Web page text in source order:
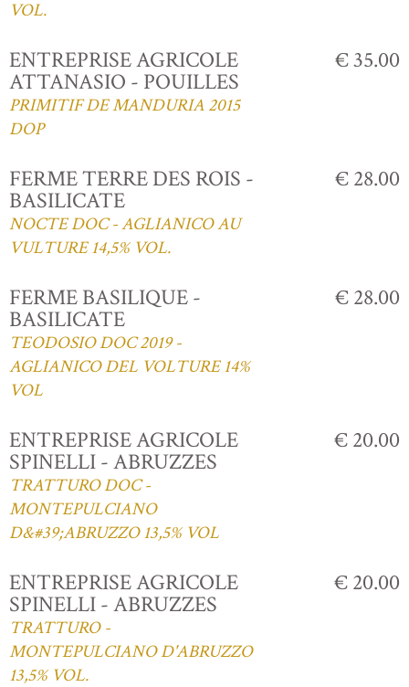
VOL.
ENTREPRISE AGRICOLE
ATTANASIO - POUILLES
PRIMITIF DE MANDURIA 2015
DOP
€ 35.00
FERME TERRE DES ROIS -
BASILICATE
NOCTE DOC - AGLIANICO AU
VULTURE 14,5% VOL.
€ 28.00
FERME BASILIQUE -
BASILICATE
TEODOSIO DOC 2019 -
AGLIANICO DEL VOLTURE 14%
VOL
€ 28.00
ENTREPRISE AGRICOLE
SPINELLI - ABRUZZES
TRATTURO DOC -
MONTEPULCIANO
D&#39;ABRUZZO 13,5% VOL
€ 20.00
ENTREPRISE AGRICOLE
SPINELLI - ABRUZZES
TRATTURO -
MONTEPULCIANO D'ABRUZZO
13,5% VOL.
€ 20.00